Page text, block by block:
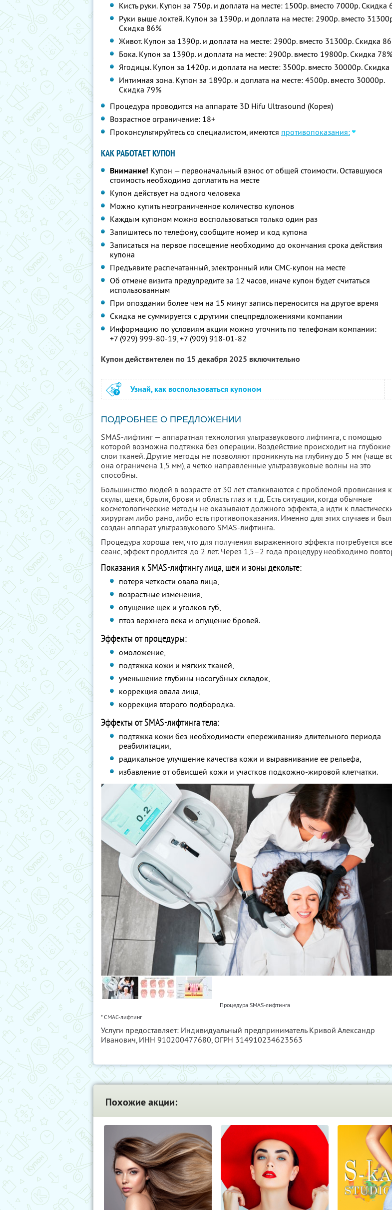
Кисть руки. Купон за 750р. и доплата на месте: 1500р. вместо 7000р. Скидка
Руки выше локтей. Купон за 1390р. и доплата на месте: 2900р. вместо
Скидка 86%
Живот. Купон за 1390р. и доплата на месте: 2900р. вместо 31300р. Скидка
Бока. Купон за 1390р. и доплата на месте: 2900р. вместо 19800р. Скидка 78%
Ягодицы. Купон за 1420р. и доплата на месте: 3500р. вместо 30000р. Скидка
Интимная зона. Купон за 1890р. и доплата на месте: 4500р. вместо 30000р.
Скидка 79%
Процедура проводится на аппарате 3D Hifu Ultrasound (Корея)
Возрастное ограничение: 18+
Проконсультируйтесь со специалистом, имеются противопоказания:
КАК РАБОТАЕТ КУПОН
Внимание! Купон — первоначальный взнос от общей стоимости. Оставшуюся
стоимость необходимо доплатить на месте
Купон действует на одного человека
Можно купить неограниченное количество купонов
Каждым купоном можно воспользоваться только один раз
Запишитесь по телефону, сообщите номер и код купона
Записаться на первое посещение необходимо до окончания срока действия
купона
Предъявите распечатанный, электронный или СМС-купон на месте
Об отмене визита предупредите за 12 часов, иначе купон будет считаться
использованным
При опоздании более чем на 15 минут запись переносится на другое время
Скидка не суммируется с другими спецпредложениями компании
Информацию по условиям акции можно уточнить по телефонам компании:
+7 (929) 999-80-19, +7 (909) 918-01-82
Купон действителен по 15 декабря 2025 включительно
Узнай, как воспользоваться купоном
ПОДРОБНЕЕ О ПРЕДЛОЖЕНИИ
SMAS-лифтинг — аппаратная технология ультразвукового лифтинга, с помощью
которой возможна подтяжка без операции. Воздействие происходит на глубокие
слои тканей. Другие методы не позволяют проникнуть на глубину до 5 мм (чаще
она ограничена 1,5 мм), а четко направленные ультразвуковые волны на это
способны.
Большинство людей в возрасте от 30 лет сталкиваются с проблемой провисания
скулы, щеки, брыли, брови и область глаз и т. д. Есть ситуации, когда обычные
косметологические методы не оказывают должного эффекта, а идти к
хирургам либо рано, либо есть противопоказания. Именно для этих случаев и был
создан аппарат ультразвукового SMAS-лифтинга.
Процедура хороша тем, что для получения выраженного эффекта потребуется
сеанс, эффект продлится до 2 лет. Через 1,5–2 года процедуру необходимо
Показания к SMAS-лифтингу лица, шеи и зоны декольте:
потеря четкости овала лица,
возрастные изменения,
опущение щек и уголков губ,
птоз верхнего века и опущение бровей.
Эффекты от процедуры:
омоложение,
подтяжка кожи и мягких тканей,
уменьшение глубины носогубных складок,
коррекция овала лица,
коррекция второго подбородка.
Эффекты от SMAS-лифтинга тела:
подтяжка кожи без необходимости «переживания» длительного периода
реабилитации,
радикальное улучшение качества кожи и выравнивание ее рельефа,
избавление от обвисшей кожи и участков подкожно-жировой клетчатки.
Процедура SMAS-лифтинга
* СМАС-лифтинг
Услуги предоставляет: Индивидуальный предприниматель Кривой Александр
Иванович, ИНН 910200477680, ОГРН 314910234623563
Похожие акции: